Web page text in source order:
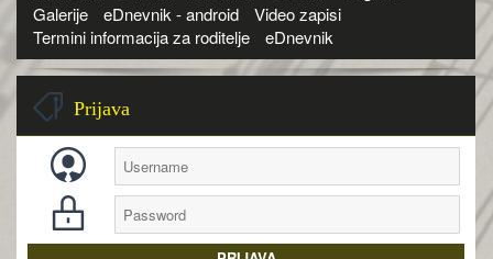
Galerije
eDnevnik - android
Video zapisi
Termini informacija za roditelje
eDnevnik
Prijava